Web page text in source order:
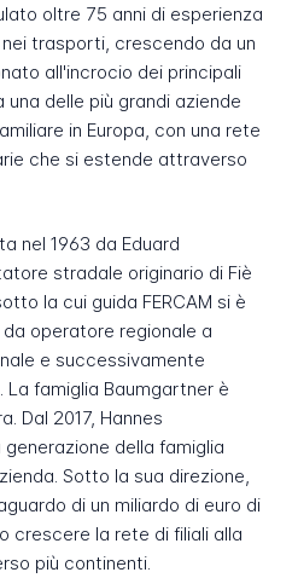
oltre 75 anni di esperienza
trasporti, crescendo da un
all'incrocio dei principali
delle più grandi aziende
in Europa, con una rete
che si estende attraverso
nel 1963 da Eduard
stradale originario di Fiè
la cui guida FERCAM si è
operatore regionale a
e successivamente
famiglia Baumgartner è
Dal 2017, Hannes
della famiglia
Sotto la sua direzione,
di un miliardo di euro di
crescere la rete di filiali alla
più continenti.